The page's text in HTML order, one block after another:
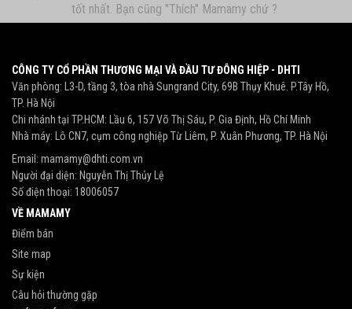
tốt nhất. Bạn cũng "Thích" Mamamy chứ ?
CÔNG TY CỔ PHẦN THƯƠNG MẠI VÀ ĐẦU TƯ ĐÔNG HIỆP - DHTI
Văn phòng: L3-D, tầng 3, tòa nhà Sungrand City, 69B Thụy Khuê. P.Tây Hồ,
TP. Hà Nội
Chi nhánh tại TP.HCM: Lầu 6, 157 Võ Thị Sáu, P. Gia Định, Hồ Chí Minh
Nhà máy: Lô CN7, cụm công nghiệp Từ Liêm, P. Xuân Phương, TP. Hà Nội
Email: mamamy@dhti.com.vn
Người đại diện: Nguyễn Thị Thủy Lệ
Số điện thoại: 18006057
VỀ MAMAMY
Điểm bán
Site map
Sự kiện
Câu hỏi thường gặp